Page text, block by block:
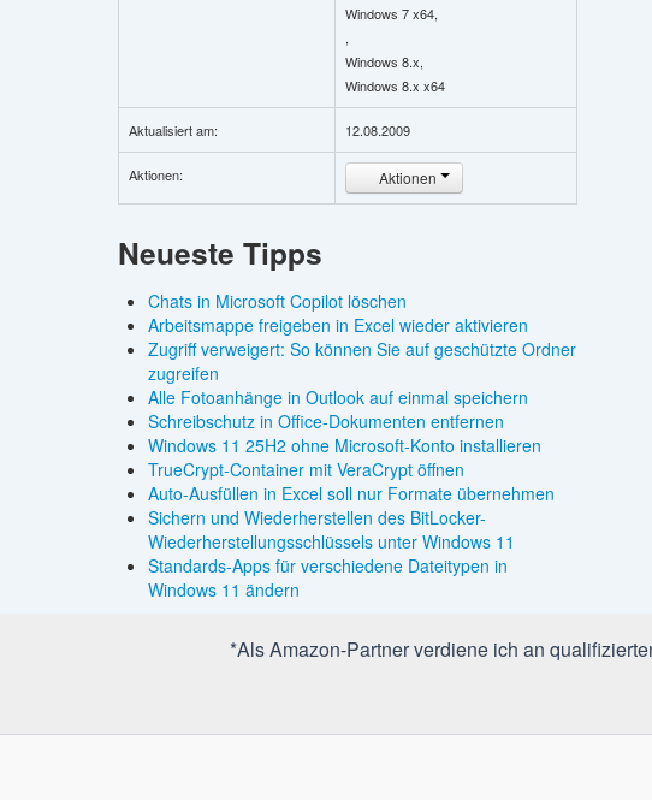
Windows 7 x64,
,
Windows 8.x,
Windows 8.x x64
Aktualisiert am: 12.08.2009
Aktionen: Aktionen
Neueste Tipps
Chats in Microsoft Copilot löschen
Arbeitsmappe freigeben in Excel wieder aktivieren
Zugriff verweigert: So können Sie auf geschützte Ordner
zugreifen
Alle Fotoanhänge in Outlook auf einmal speichern
Schreibschutz in Office-Dokumenten entfernen
Windows 11 25H2 ohne Microsoft-Konto installieren
TrueCrypt-Container mit VeraCrypt öffnen
Auto-Ausfüllen in Excel soll nur Formate übernehmen
Sichern und Wiederherstellen des BitLocker-
Wiederherstellungsschlüssels unter Windows 11
Standards-Apps für verschiedene Dateitypen in
Windows 11 ändern
*Als Amazon-Partner verdiene ich an